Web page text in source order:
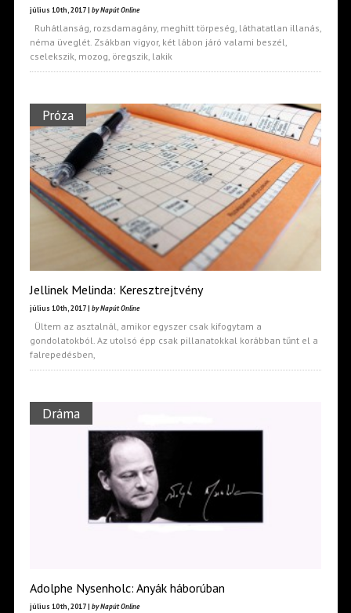
július 10th, 2017 | by Napút Online
Ruhátlanság, rozsdamagány, meghitt törpeség, láthatatlan illanás,
néma üveglét. Zsákban vigyor, két lábon járó valami beszél,
cselekszik, mozog, öregszik, lakik
Próza
Jellinek Melinda: Keresztrejtvény
július 10th, 2017 | by Napút Online
Ültem az asztalnál, amikor egyszer csak kifogytam a
gondolatokból. Az utolsó épp csak pillanatokkal korábban tűnt el a
falrepedésben,
Dráma
Adolphe Nysenholc: Anyák háborúban
július 10th, 2017 | by Napút Online